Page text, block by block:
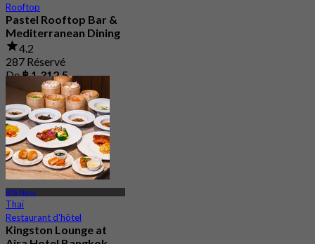
Rooftop
Pastel Rooftop Bar &
Mediterranean Dining
4.2
287 Réservé
De฿ 1,312.5
BTS Nana
Thaï
Restaurant d'hôtel
Kingston Lounge at